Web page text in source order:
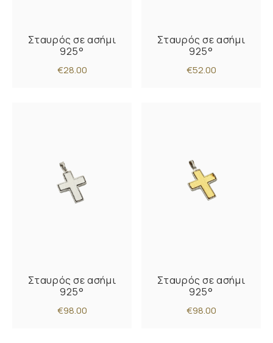
Σταυρός σε ασήμι
925°
€28.00
Σταυρός σε ασήμι
925°
€52.00
Σταυρός σε ασήμι
925°
€98.00
Σταυρός σε ασήμι
925°
€98.00